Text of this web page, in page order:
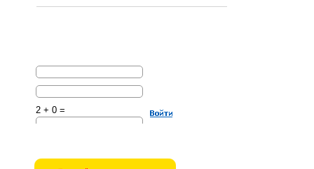
2 + 0 =